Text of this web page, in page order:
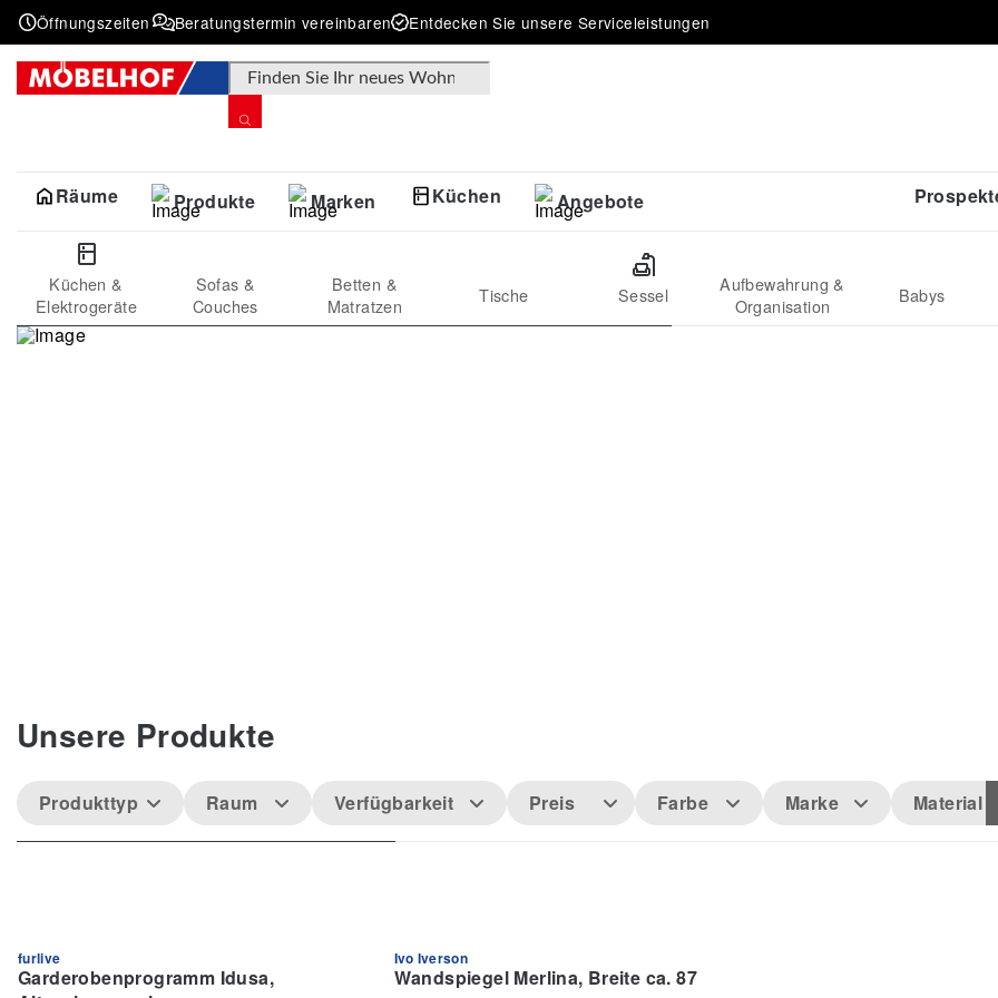
Öffnungszeiten Beratungstermin vereinbaren Entdecken Sie unsere Serviceleistungen
Products search
Räume Produkte Marken Küchen Angebote
Küchen &
Elektrogeräte
Sofas &
Couches
Betten &
Matratzen
Tische Sessel
Aufbewahrung &
Organisation
Babys
Unsere Produkte
Produkttyp Raum Verfügbarkeit Preis Farbe Marke Material
furlive
Garderobenprogramm Idusa,
Ivo Iverson
Wandspiegel Merlina, Breite ca. 87